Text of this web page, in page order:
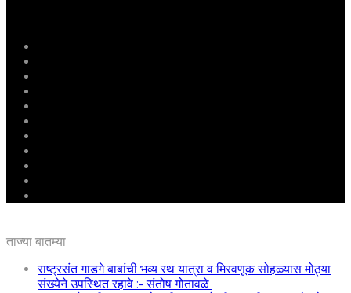
ताज्या बातम्या
राष्ट्रसंत गाडगे बाबांची भव्य रथ यात्रा व मिरवणूक सोहळ्यास मोठ्या
संख्येने उपस्थित रहावे :- संतोष गोतावळे